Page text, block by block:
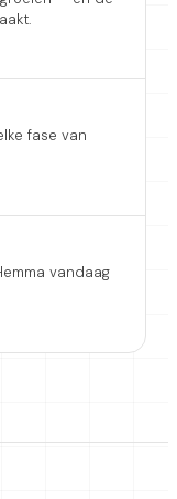
fase van
vandaag